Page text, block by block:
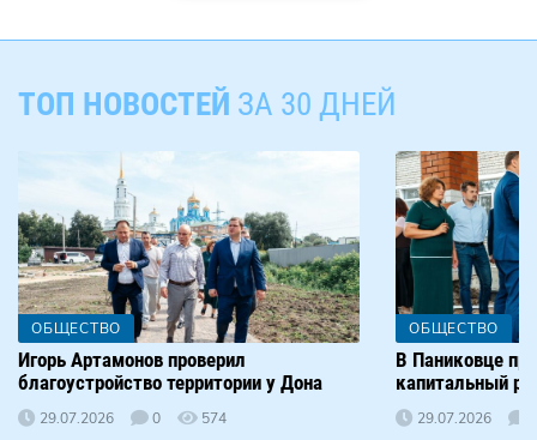
ТОП НОВОСТЕЙ ЗА 30 ДНЕЙ
ОБЩЕСТВО
Игорь Артамонов проверил
благоустройство территории у Дона
29.07.2026 0 574
ОБЩЕСТВО
В Паниковце
капитальный
29.07.2026